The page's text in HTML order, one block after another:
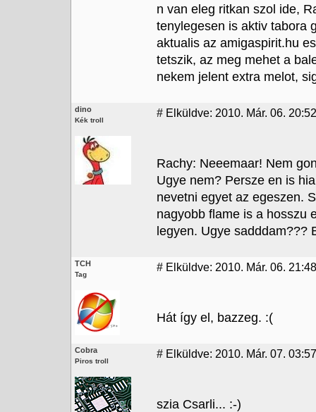
n van eleg ritkan szol ide,
tenylegesen is aktiv tabora
aktualis az amigaspirit.hu
tetszik, az meg mehet a
nekem jelent extra melot,
dino
Kék troll
# Elküldve: 2010. Már. 06. 20:52
Rachy: Neeemaar! Nem
Ugye nem? Persze en is
nevetni egyet az egeszen.
nagyobb flame is a hosszu
legyen. Ugye sadddam???
TCH
Tag
# Elküldve: 2010. Már. 06. 21:48
Hát így el, bazzeg. :(
Cobra
Piros troll
# Elküldve: 2010. Már. 07. 03:57
szia Csarli... :-)